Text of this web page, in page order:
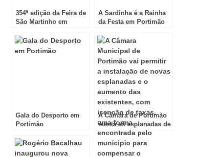
354ª edição da Feira de
São Martinho em
A Sardinha é a Rainha
da Festa em Portimão
Gala do Desporto em
Portimão
A Câmara de Portimão
isenta as esplanadas de
taxas